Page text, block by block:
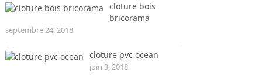
cloture bois
bricorama
septembre 24, 2018
cloture pvc ocean
juin 3, 2018